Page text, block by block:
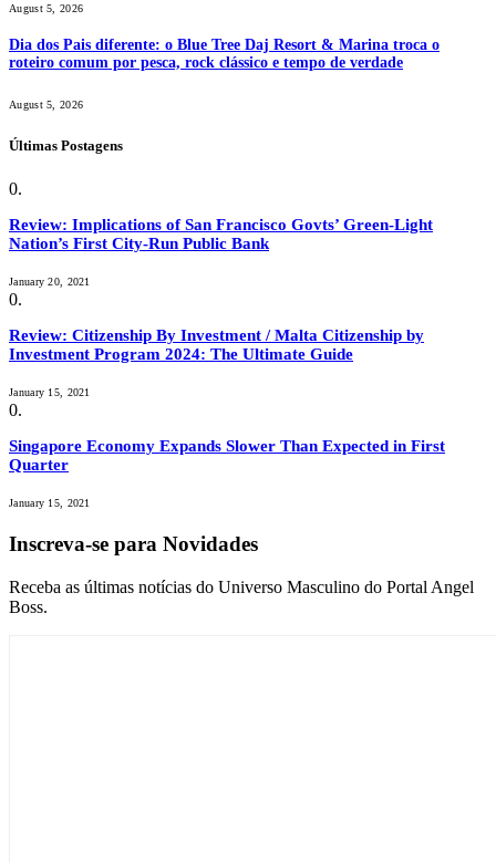
August 5, 2026
Dia dos Pais diferente: o Blue Tree Daj Resort & Marina troca o
roteiro comum por pesca, rock clássico e tempo de verdade
August 5, 2026
Últimas Postagens
Review: Implications of San Francisco Govts’ Green-Light
Nation’s First City-Run Public Bank
January 20, 2021
Review: Citizenship By Investment / Malta Citizenship by
Investment Program 2024: The Ultimate Guide
January 15, 2021
Singapore Economy Expands Slower Than Expected in First
Quarter
January 15, 2021
Inscreva-se para Novidades
Receba as últimas notícias do Universo Masculino do Portal Angel
Boss.